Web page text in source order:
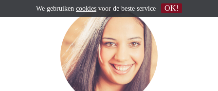
We gebruiken cookies voor de beste service OK!